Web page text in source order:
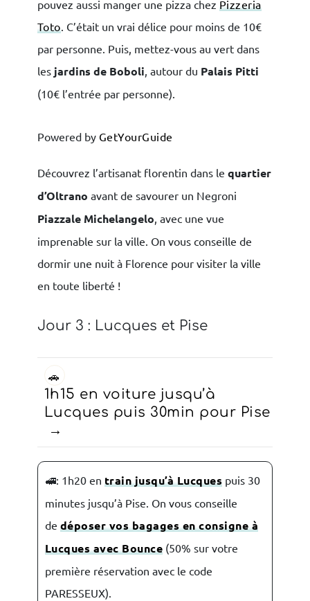
pouvez aussi manger une pizza chez Pizzeria
Toto. C’était un vrai délice pour moins de 10€
par personne. Puis, mettez-vous au vert dans
les jardins de Boboli, autour du Palais Pitti
(10€ l’entrée par personne).
Powered by GetYourGuide
Découvrez l’artisanat florentin dans le quartier
d’Oltrano avant de savourer un Negroni
Piazzale Michelangelo, avec une vue
imprenable sur la ville. On vous conseille de
dormir une nuit à Florence pour visiter la ville
en toute liberté !
Jour 3 : Lucques et Pise
🚗
1h15 en voiture jusqu’à
Lucques puis 30min pour Pise
🚅: 1h20 en train jusqu’à Lucques puis 30
minutes jusqu’à Pise. On vous conseille
de déposer vos bagages en consigne à
Lucques avec Bounce (50% sur votre
première réservation avec le code
PARESSEUX).